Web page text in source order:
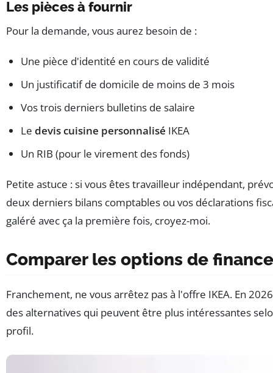
Les pièces à fournir
Pour la demande, vous aurez besoin de :
Une pièce d'identité en cours de validité
Un justificatif de domicile de moins de 3 mois
Vos trois derniers bulletins de salaire
Le devis cuisine personnalisé IKEA
Un RIB (pour le virement des fonds)
Petite astuce : si vous êtes travailleur indépendant,
deux derniers bilans comptables ou vos déclarations
galéré avec ça la première fois, croyez-moi.
Comparer les options de
Franchement, ne vous arrêtez pas à l'offre IKEA. En
des alternatives qui peuvent être plus intéressantes
profil.